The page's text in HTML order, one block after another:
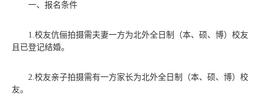
一、报名条件
1.校友伉俪拍摄需夫妻一方为北外全日制（本、硕、博）校友
且已登记结婚。
2.校友亲子拍摄需有一方家长为北外全日制（本、硕、博）校
友。